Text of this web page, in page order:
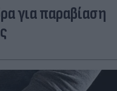
για παραβίαση